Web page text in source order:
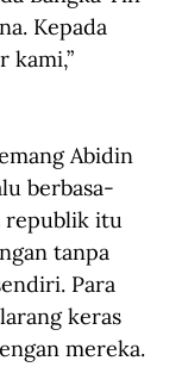
Kepada
kami,”
Abidin
berbasa-
republik itu
tanpa
Para
keras
mereka.